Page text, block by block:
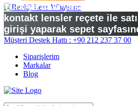
Türkiye’deki yasal
kontakt lensler reçete ile
girişi yaparak sepet
yükleyebilirsiniz.
Müşteri Destek Hattı : +90 212 237 37 00
Siparişlerim
Markalar
Blog